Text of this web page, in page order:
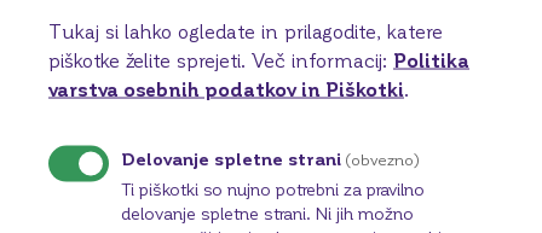
osebno svetovanje.
Osebno svetovanje
mesto.
Poiščite poslovno enoto
Tukaj si lahko ogledate in prilagodite, katere
piškotke želite sprejeti. Več informacij: Politika
varstva osebnih podatkov in Piškotki
Delovanje spletne strani (obvezno)
Ti piškotki so nujno potrebni za pravilno
delovanje spletne strani. Ni jih možno